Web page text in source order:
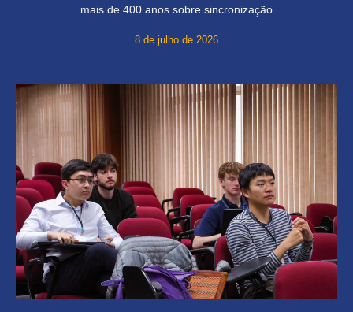
mais de 400 anos sobre sincronização
8 de julho de 2026